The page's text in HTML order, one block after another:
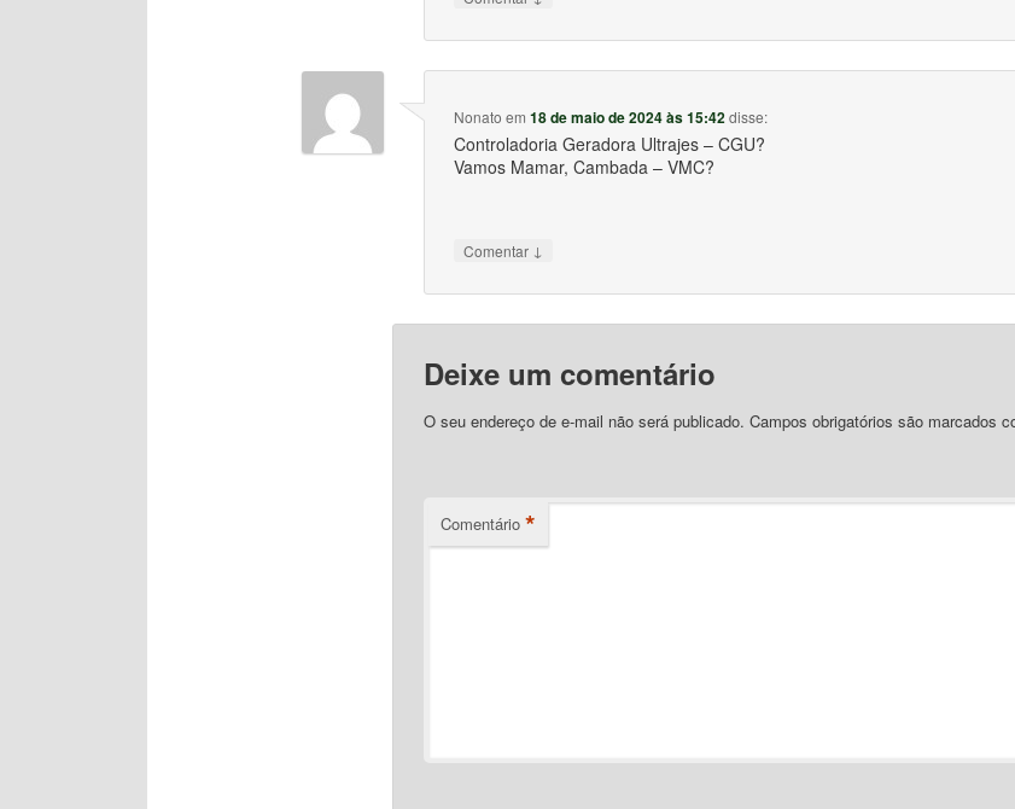
Nonato em18 de maio de 2024 às 15:42disse:
Controladoria Geradora Ultrajes – CGU?
Vamos Mamar, Cambada – VMC?
Comentar ↓
Deixe um comentário
O seu endereço de e-mail não será publicado. Campos obrigatórios são marcados
Comentário *